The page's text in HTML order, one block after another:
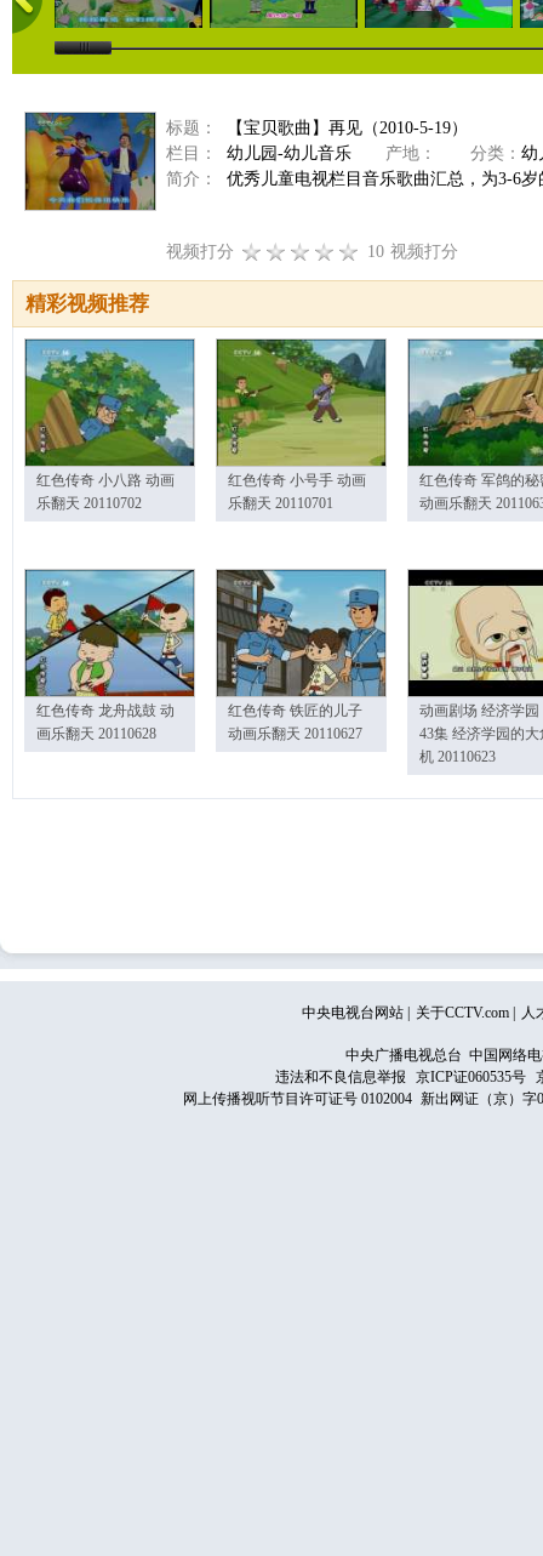
标题：
【宝贝歌曲】再见（2010-5-19）
栏目：
幼儿园-幼儿音乐 产地： 分类： 幼
简介：
优秀儿童电视栏目音乐歌曲汇总，为3-6
视频打分 10 视频打分
精彩视频推荐
红色传奇 小八路 动画
乐翻天 20110702
红色传奇 小号手 动画
乐翻天 20110701
红色传奇 军鸽的秘
动画乐翻天
红色传奇 龙舟战鼓 动
画乐翻天 20110628
红色传奇 铁匠的儿子
动画乐翻天 20110627
动画剧场 经济学园
43集 经济学园的大
机 20110623
中央电视台网站 关于CCTV.com 人
中央广播电视总台 中国网络
违法和不良信息举报
京ICP证060535号
网上传播视听节目许可证号 0102004 新出网证（京）